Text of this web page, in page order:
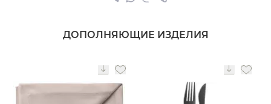
ДОПОЛНЯЮЩИЕ ИЗДЕЛИЯ